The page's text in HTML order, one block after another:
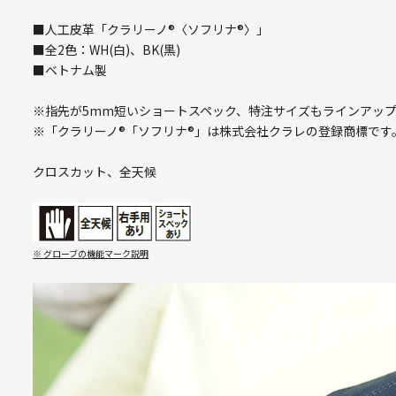
■人工皮革「クラリーノ®〈ソフリナ®〉」
■全2色：WH(白)、BK(黒)
■ベトナム製
※指先が5mm短いショートスペック、特注サイズもラインアッ
※「クラリーノ®「ソフリナ®」は株式会社クラレの登録商標です
クロスカット、全天候
※ グローブの機能マーク説明